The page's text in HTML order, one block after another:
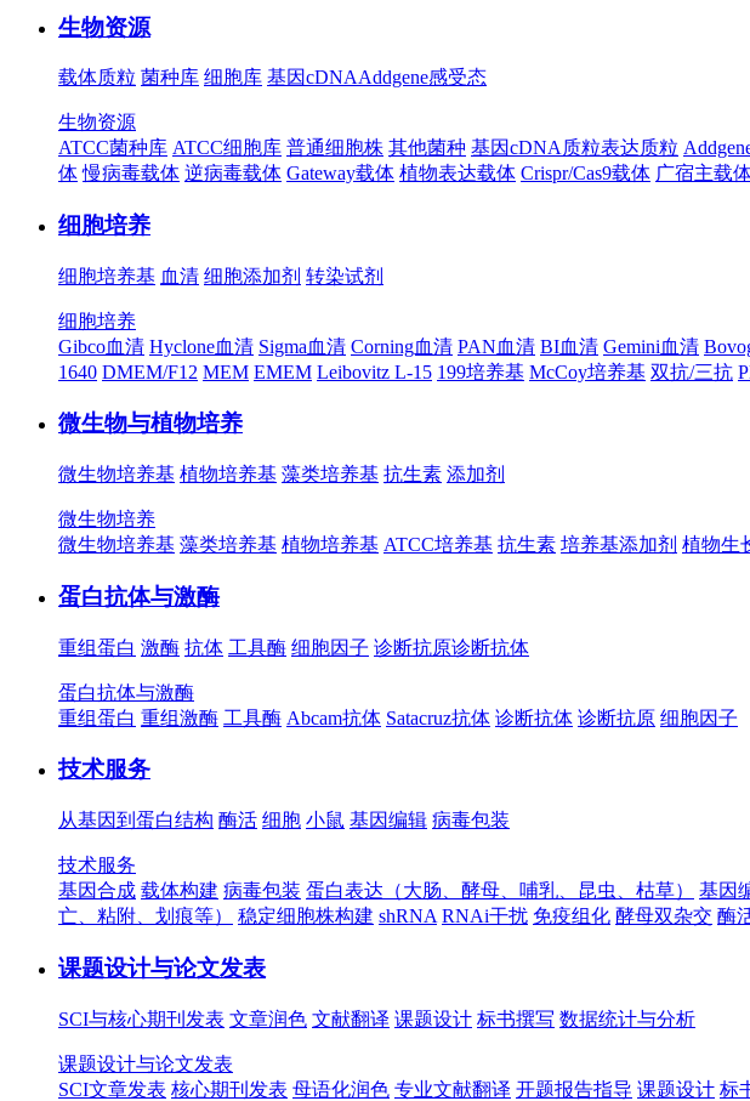
生物资源
载体质粒 菌种库 细胞库 基因cDNAAddgene感受态
生物资源
ATCC菌种库 ATCC细胞库 普通细胞株 其他菌种 基因cDNA质粒表达质粒
体 慢病毒载体 逆病毒载体 Gateway载体 植物表达载体 Crispr/Cas9载体 广宿主载
细胞培养
细胞培养基 血清 细胞添加剂 转染试剂
细胞培养
Gibco血清 Hyclone血清 Sigma血清 Corning血清 PAN血清 BI血清 Gemini血清
1640 DMEM/F12 MEM EMEM Leibovitz L-15 199培养基 McCoy培养基 双抗/三抗
微生物与植物培养
微生物培养基 植物培养基 藻类培养基 抗生素 添加剂
微生物培养
微生物培养基 藻类培养基 植物培养基 ATCC培养基 抗生素 培养基添加剂 植物生
蛋白抗体与激酶
重组蛋白 激酶 抗体 工具酶 细胞因子 诊断抗原诊断抗体
蛋白抗体与激酶
重组蛋白 重组激酶 工具酶 Abcam抗体 Satacruz抗体 诊断抗体 诊断抗原 细胞因子
技术服务
从基因到蛋白结构 酶活 细胞 小鼠 基因编辑 病毒包装
技术服务
基因合成 载体构建 病毒包装 蛋白表达（大肠、酵母、哺乳、昆虫、枯草）
基因
亡、粘附、划痕等）
稳定细胞株构建 shRNA RNAi干扰 免疫组化 酵母双杂交 酶
课题设计与论文发表
SCI与核心期刊发表 文章润色 文献翻译 课题设计 标书撰写 数据统计与分析
课题设计与论文发表
SCI文章发表 核心期刊发表 母语化润色 专业文献翻译 开题报告指导 课题设计 标